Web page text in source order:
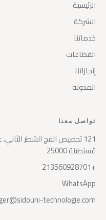
الرئيسية
الشركة
خدماتنا
القطاعات
إنجازاتنا
المدونة
تواصل معنا
121 تحصيص الفج الشطر
قسنطينة 25000
+213560928701
WhatsApp
technologie.com